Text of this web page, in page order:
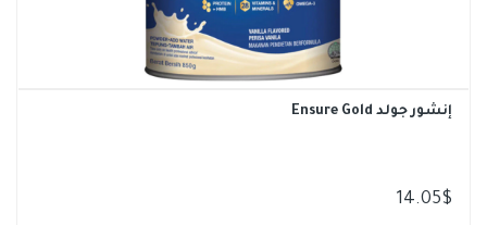
إنشور جولد Ensure Gold
14.05$